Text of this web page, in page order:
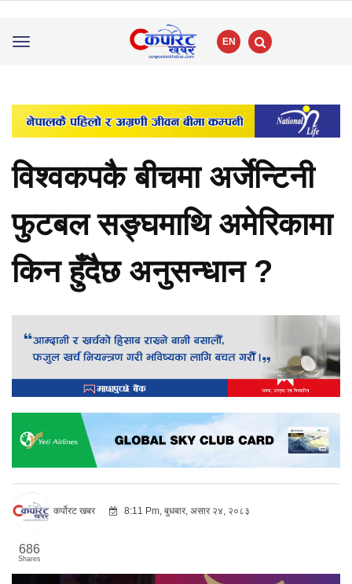
Toggle
EN
विश्वकपकै बीचमा अर्जेन्टिनी
फुटबल सङ्घमाथि अमेरिकामा
किन हुँदैछ अनुसन्धान ?
कर्पोरट खबर 8:11 Pm, बुधबार, असार २४, २०८३
686
Shares